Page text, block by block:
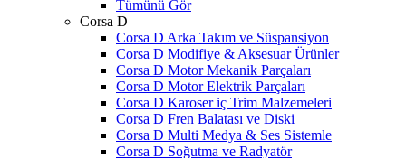
Tümünü Gör
Corsa D
Corsa D Arka Takım ve Süspansiyon
Corsa D Modifiye & Aksesuar Ürünler
Corsa D Motor Mekanik Parçaları
Corsa D Motor Elektrik Parçaları
Corsa D Karoser iç Trim Malzemeleri
Corsa D Fren Balatası ve Diski
Corsa D Multi Medya & Ses Sistemle
Corsa D Soğutma ve Radyatör